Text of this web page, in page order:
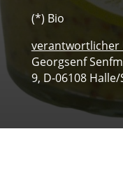
(*) Bio
verantwortlicher
Georgsenf
9, D-06108 Halle/